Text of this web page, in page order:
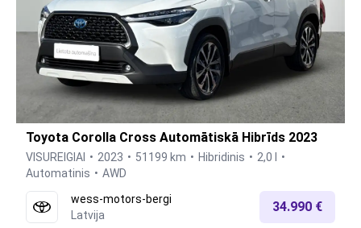
Toyota Corolla Cross Automātiskā Hibrīds 2023
VISUREIGIAI 2023 51199 km Hibridinis
2,0 l
Automatinis
AWD
wess-motors-bergi
Latvija
34.990 €